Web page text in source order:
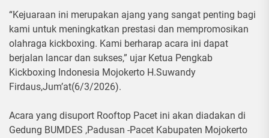
“Kejuaraan ini merupakan ajang yang sangat penting bagi
kami untuk meningkatkan prestasi dan mempromosikan
olahraga kickboxing. Kami berharap acara ini dapat
berjalan lancar dan sukses,” ujar Ketua Pengkab
Kickboxing Indonesia Mojokerto H.Suwandy
Firdaus,Jum’at(6/3/2026).
Acara yang disuport Rooftop Pacet ini akan diadakan di
Gedung BUMDES ,Padusan -Pacet Kabupaten Mojokerto